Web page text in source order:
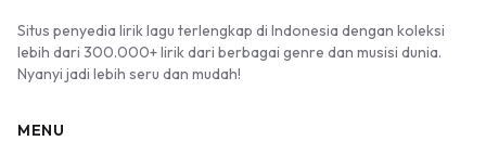
Situs penyedia lirik lagu terlengkap di Indonesia dengan koleksi
lebih dari 300.000+ lirik dari berbagai genre dan musisi dunia.
Nyanyi jadi lebih seru dan mudah!
MENU